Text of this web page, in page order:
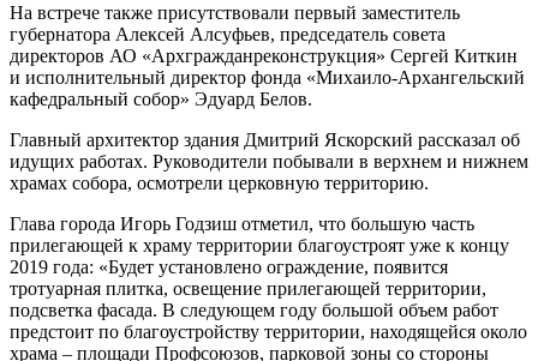
На встрече также присутствовали первый заместитель
губернатора Алексей Алсуфьев, председатель совета
директоров АО «Архгражданреконструкция» Сергей Киткин
и исполнительный директор фонда «Михаило-Архангельский
кафедральный собор» Эдуард Белов.
Главный архитектор здания Дмитрий Яскорский рассказал об
идущих работах. Руководители побывали в верхнем и нижнем
храмах собора, осмотрели церковную территорию.
Глава города Игорь Годзиш отметил, что большую часть
прилегающей к храму территории благоустроят уже к концу
2019 года: «Будет установлено ограждение, появится
тротуарная плитка, освещение прилегающей территории,
подсветка фасада. В следующем году большой объем работ
предстоит по благоустройству территории, находящейся около
храма – площади Профсоюзов, парковой зоны со стороны